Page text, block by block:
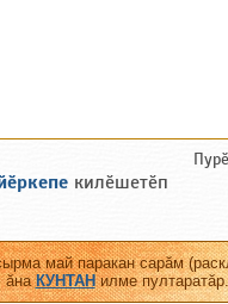
килӗшетӗп
май паракан сарӑм
ӑнаКУНТАНилме пултаратӑр.